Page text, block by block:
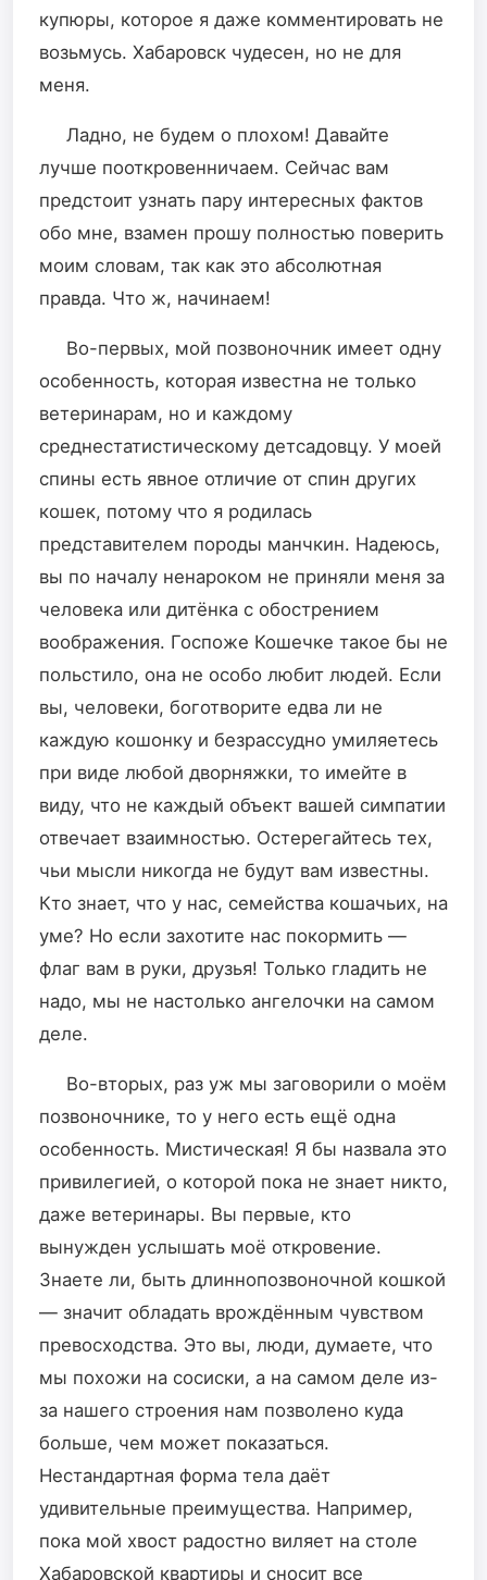
купюры, которое я даже комментировать не
возьмусь. Хабаровск чудесен, но не для
меня.
Ладно, не будем о плохом! Давайте
лучше пооткровенничаем. Сейчас вам
предстоит узнать пару интересных фактов
обо мне, взамен прошу полностью поверить
моим словам, так как это абсолютная
правда. Что ж, начинаем!
Во-первых, мой позвоночник имеет одну
особенность, которая известна не только
ветеринарам, но и каждому
среднестатистическому детсадовцу. У моей
спины есть явное отличие от спин других
кошек, потому что я родилась
представителем породы манчкин. Надеюсь,
вы по началу ненароком не приняли меня за
человека или дитëнка с обострением
воображения. Госпоже Кошечке такое бы не
польстило, она не особо любит людей. Если
вы, человеки, боготворите едва ли не
каждую кошонку и безрассудно умиляетесь
при виде любой дворняжки, то имейте в
виду, что не каждый объект вашей симпатии
отвечает взаимностью. Остерегайтесь тех,
чьи мысли никогда не будут вам известны.
Кто знает, что у нас, семейства кошачьих, на
уме? Но если захотите нас покормить —
флаг вам в руки, друзья! Только гладить не
надо, мы не настолько ангелочки на самом
деле.
Во-вторых, раз уж мы заговорили о моём
позвоночнике, то у него есть ещё одна
особенность. Мистическая! Я бы назвала это
привилегией, о которой пока не знает никто,
даже ветеринары. Вы первые, кто
вынужден услышать моё откровение.
Знаете ли, быть длиннопозвоночной кошкой
— значит обладать врождённым чувством
превосходства. Это вы, люди, думаете, что
мы похожи на сосиски, а на самом деле из-
за нашего строения нам позволено куда
больше, чем может показаться.
Нестандартная форма тела даёт
удивительные преимущества. Например,
пока мой хвост радостно виляет на столе
Хабаровской квартиры и сносит все